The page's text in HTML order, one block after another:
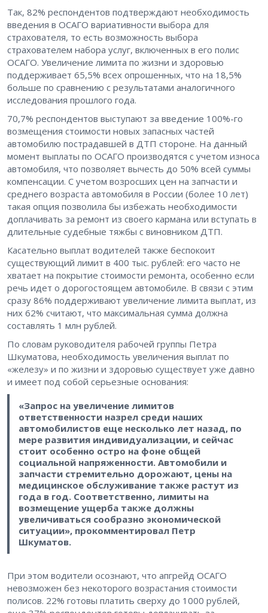
Так, 82% респондентов подтверждают необходимость
введения в ОСАГО вариативности выбора для
страхователя, то есть возможность выбора
страхователем набора услуг, включенных в его полис
ОСАГО. Увеличение лимита по жизни и здоровью
поддерживает 65,5% всех опрошенных, что на 18,5%
больше по сравнению с результатами аналогичного
исследования прошлого года.
70,7% респондентов выступают за введение 100%-го
возмещения стоимости новых запасных частей
автомобилю пострадавшей в ДТП стороне. На данный
момент выплаты по ОСАГО производятся с учетом износа
автомобиля, что позволяет вычесть до 50% всей суммы
компенсации. С учетом возросших цен на запчасти и
среднего возраста автомобиля в России (более 10 лет)
такая опция позволила бы избежать необходимости
доплачивать за ремонт из своего кармана или вступать в
длительные судебные тяжбы с виновником ДТП.
Касательно выплат водителей также беспокоит
существующий лимит в 400 тыс. рублей: его часто не
хватает на покрытие стоимости ремонта, особенно если
речь идет о дорогостоящем автомобиле. В связи с этим
сразу 86% поддерживают увеличение лимита выплат, из
них 62% считают, что максимальная сумма должна
составлять 1 млн рублей.
По словам руководителя рабочей группы Петра
Шкуматова, необходимость увеличения выплат по
«железу» и по жизни и здоровью существует уже давно
и имеет под собой серьезные основания:
«Запрос на увеличение лимитов
ответственности назрел среди наших
автомобилистов еще несколько лет назад, по
мере развития индивидуализации, и сейчас
стоит особенно остро на фоне общей
социальной напряженности. Автомобили и
запчасти стремительно дорожают, цены на
медицинское обслуживание также растут из
года в год. Соответственно, лимиты на
возмещение ущерба также должны
увеличиваться сообразно экономической
ситуации», прокомментировал Петр
Шкуматов.
При этом водители осознают, что апгрейд ОСАГО
невозможен без некоторого возрастания стоимости
полисов. 22% готовы платить сверху до 1000 рублей,